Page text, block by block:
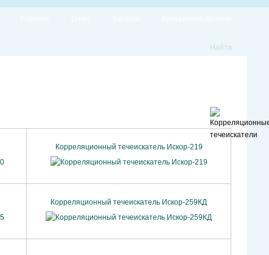
Найти
Корреляционный течеискатель Искор-219
Корреляционный течеискатель Искор-259КД